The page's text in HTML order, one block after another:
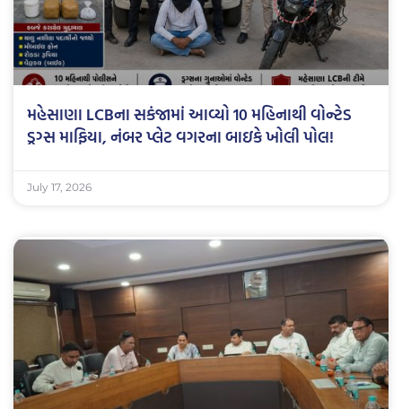
મહેસાણા LCBના સકંજામાં આવ્યો 10 મહિનાથી વોન્ટેડ
ડ્રગ્સ માફિયા, નંબર પ્લેટ વગરના બાઇકે ખોલી પોલ!
July 17, 2026